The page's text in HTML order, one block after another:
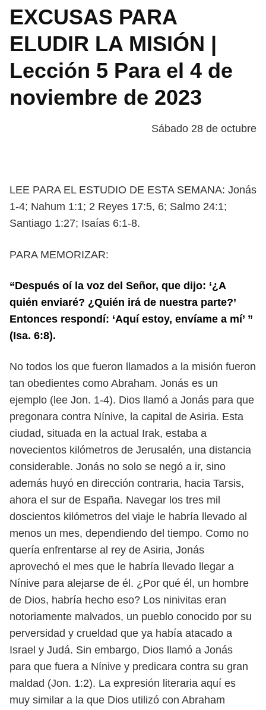
EXCUSAS PARA
ELUDIR LA MISIÓN |
Lección 5 Para el 4 de
noviembre de 2023
Sábado 28 de octubre
LEE PARA EL ESTUDIO DE ESTA SEMANA: Jonás
1-4; Nahum 1:1; 2 Reyes 17:5, 6; Salmo 24:1;
Santiago 1:27; Isaías 6:1-8.
PARA MEMORIZAR:
“Después oí la voz del Señor, que dijo: ‘¿A
quién enviaré? ¿Quién irá de nuestra parte?’
Entonces respondí: ‘Aquí estoy, envíame a mí’ ”
(Isa. 6:8).
No todos los que fueron llamados a la misión fueron
tan obedientes como Abraham. Jonás es un
ejemplo (lee Jon. 1-4). Dios llamó a Jonás para que
pregonara contra Nínive, la capital de Asiria. Esta
ciudad, situada en la actual Irak, estaba a
novecientos kilómetros de Jerusalén, una distancia
considerable. Jonás no solo se negó a ir, sino
además huyó en dirección contraria, hacia Tarsis,
ahora el sur de España. Navegar los tres mil
doscientos kilómetros del viaje le habría llevado al
menos un mes, dependiendo del tiempo. Como no
quería enfrentarse al rey de Asiria, Jonás
aprovechó el mes que le habría llevado llegar a
Nínive para alejarse de él. ¿Por qué él, un hombre
de Dios, habría hecho eso? Los ninivitas eran
notoriamente malvados, un pueblo conocido por su
perversidad y crueldad que ya había atacado a
Israel y Judá. Sin embargo, Dios llamó a Jonás
para que fuera a Nínive y predicara contra su gran
maldad (Jon. 1:2). La expresión literaria aquí es
muy similar a la que Dios utilizó con Abraham